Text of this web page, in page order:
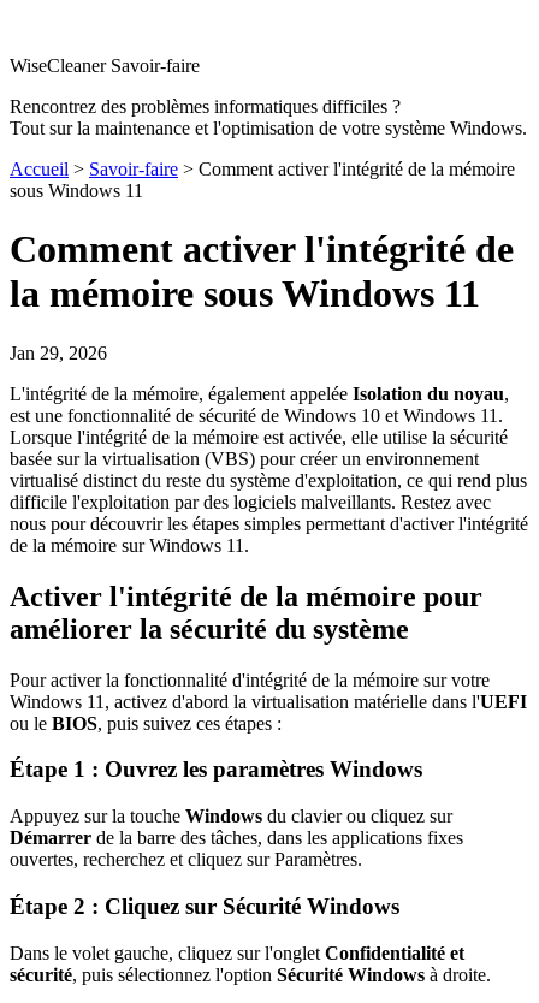
WiseCleaner Savoir-faire
Rencontrez des problèmes informatiques difficiles ?
Tout sur la maintenance et l'optimisation de votre système Windows.
Accueil > Savoir-faire > Comment activer l'intégrité de la mémoire
sous Windows 11
Comment activer l'intégrité de
la mémoire sous Windows 11
Jan 29, 2026
L'intégrité de la mémoire, également appelée Isolation du noyau,
est une fonctionnalité de sécurité de Windows 10 et Windows 11.
Lorsque l'intégrité de la mémoire est activée, elle utilise la sécurité
basée sur la virtualisation (VBS) pour créer un environnement
virtualisé distinct du reste du système d'exploitation, ce qui rend plus
difficile l'exploitation par des logiciels malveillants. Restez avec
nous pour découvrir les étapes simples permettant d'activer l'intégrité
de la mémoire sur Windows 11.
Activer l'intégrité de la mémoire pour
améliorer la sécurité du système
Pour activer la fonctionnalité d'intégrité de la mémoire sur votre
Windows 11, activez d'abord la virtualisation matérielle dans l'UEFI
ou le BIOS, puis suivez ces étapes :
Étape 1 : Ouvrez les paramètres Windows
Appuyez sur la touche Windows du clavier ou cliquez sur
Démarrer de la barre des tâches, dans les applications fixes
ouvertes, recherchez et cliquez sur Paramètres.
Étape 2 : Cliquez sur Sécurité Windows
Dans le volet gauche, cliquez sur l'onglet Confidentialité et
sécurité, puis sélectionnez l'option Sécurité Windows à droite.